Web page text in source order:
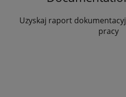
Uzyskaj raport
pracy